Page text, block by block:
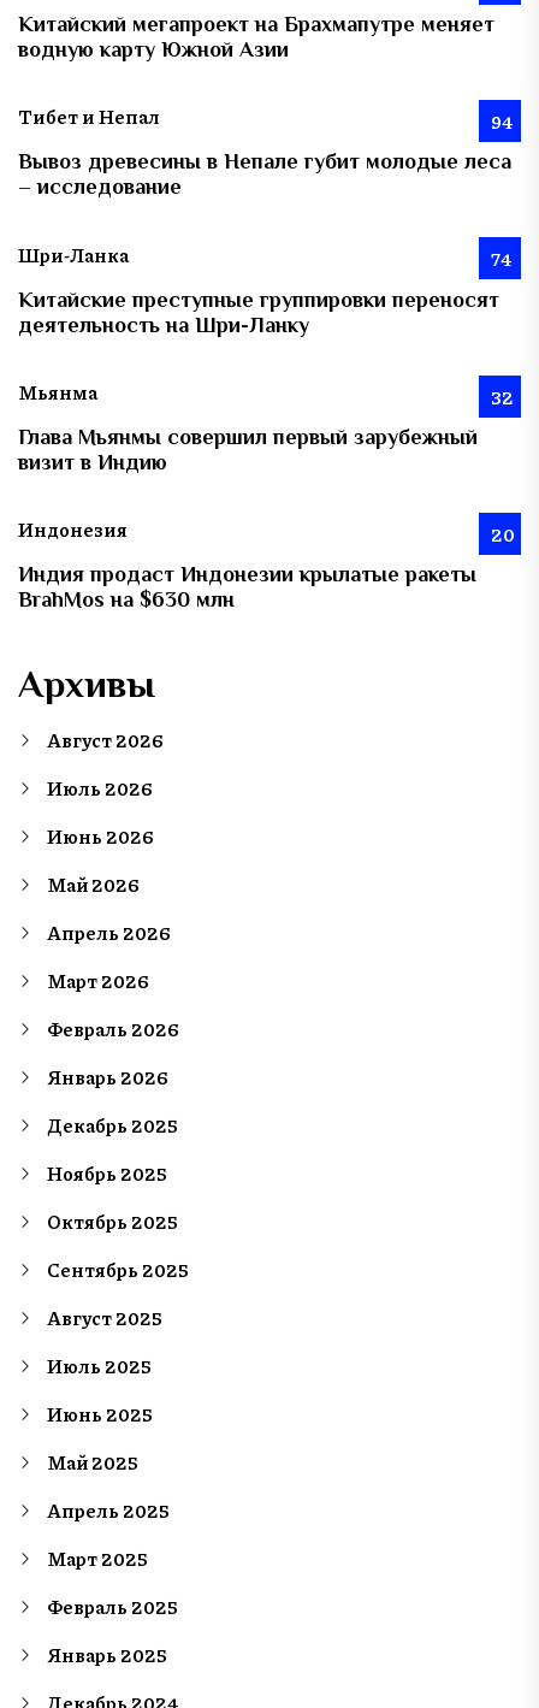
Китайский мегапроект на Брахмапутре меняет
водную карту Южной Азии
Тибет и Непал 94
Вывоз древесины в Непале губит молодые леса
– исследование
Шри-Ланка 74
Китайские преступные группировки переносят
деятельность на Шри-Ланку
Мьянма 32
Глава Мьянмы совершил первый зарубежный
визит в Индию
Индонезия 20
Индия продаст Индонезии крылатые ракеты
BrahMos на $630 млн
Архивы
Август 2026
Июль 2026
Июнь 2026
Май 2026
Апрель 2026
Март 2026
Февраль 2026
Январь 2026
Декабрь 2025
Ноябрь 2025
Октябрь 2025
Сентябрь 2025
Август 2025
Июль 2025
Июнь 2025
Май 2025
Апрель 2025
Март 2025
Февраль 2025
Январь 2025